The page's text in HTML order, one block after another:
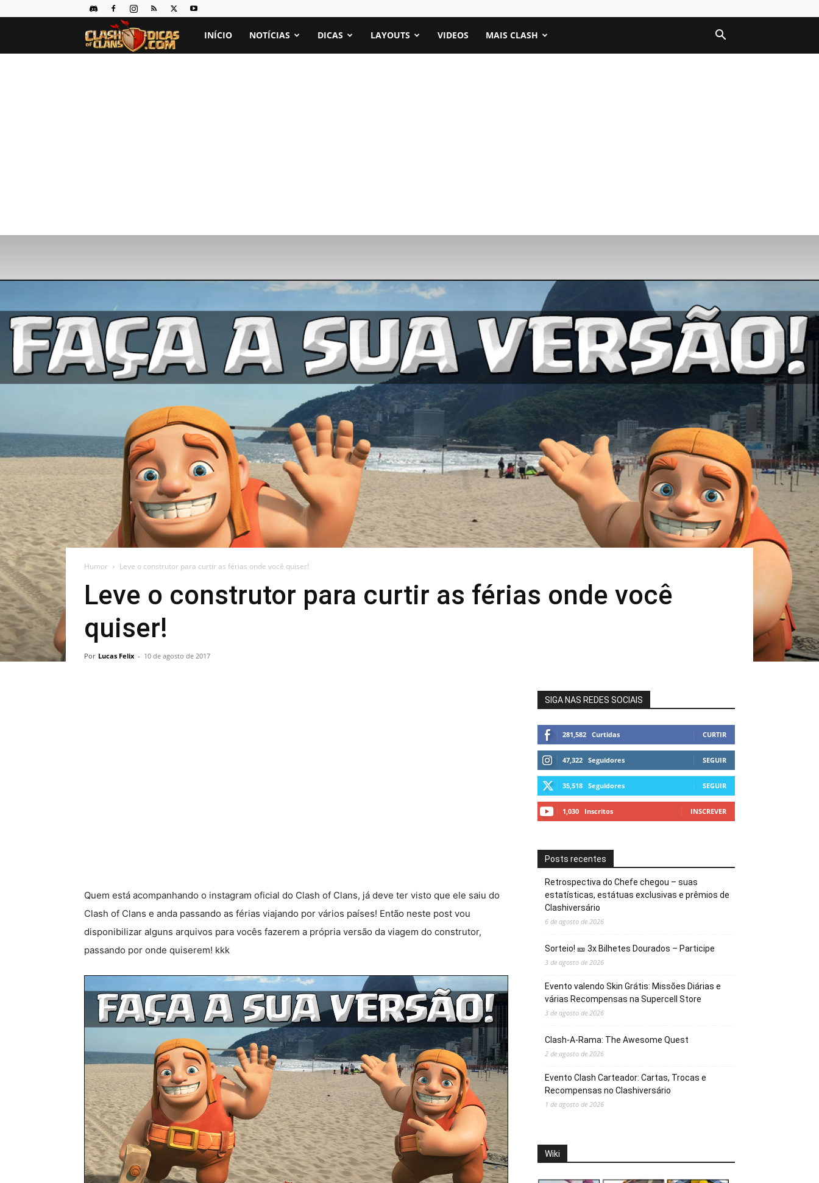
Clash
INÍCIO NOTÍCIAS DICAS LAYOUTS VIDEOS MAIS CLASH
Humor Leve o construtor para curtir as férias onde você quiser!
Leve o construtor para curtir as férias onde você
quiser!
Por Lucas Felix - 10 de agosto de 2017
Quem está acompanhando o instagram oficial do Clash of Clans, já deve ter visto que ele saiu do
Clash of Clans e anda passando as férias viajando por vários países! Então neste post vou
disponibilizar alguns arquivos para vocês fazerem a própria versão da viagem do construtor,
passando por onde quiserem! kkk
SIGA NAS REDES SOCIAIS
281,582 Curtidas CURTIR
47,322 Seguidores SEGUIR
35,518 Seguidores SEGUIR
1,030 Inscritos INSCREVER
Posts recentes
Retrospectiva do Chefe chegou – suas
estatísticas, estátuas exclusivas e prêmios de
Clashiversário
6 de agosto de 2026
Sorteio! 🎫 3x Bilhetes Dourados – Participe
3 de agosto de 2026
Evento valendo Skin Grátis: Missões Diárias e
várias Recompensas na Supercell Store
3 de agosto de 2026
Clash-A-Rama: The Awesome Quest
2 de agosto de 2026
Evento Clash Carteador: Cartas, Trocas e
Recompensas no Clashiversário
1 de agosto de 2026
Wiki